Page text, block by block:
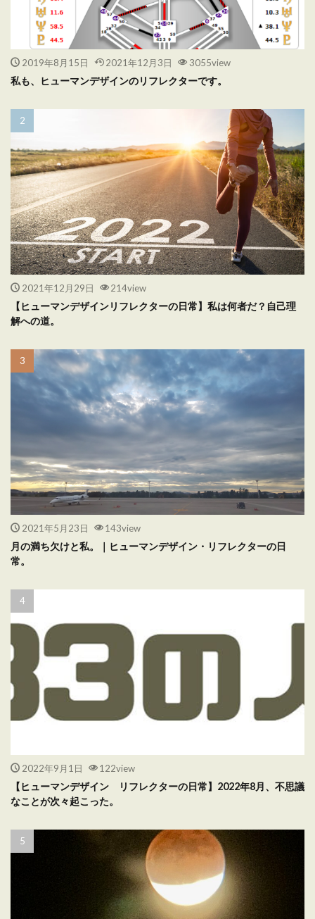
2019年8月15日 2021年12月3日 3055view
私も、ヒューマンデザインのリフレクターです。
2021年12月29日 214view
【ヒューマンデザインリフレクターの日常】私は何者だ？自己理
解への道。
2021年5月23日 143view
月の満ち欠けと私。｜ヒューマンデザイン・リフレクターの日
常。
2022年9月1日 122view
【ヒューマンデザイン リフレクターの日常】2022年8月、不思議
なことが次々起こった。